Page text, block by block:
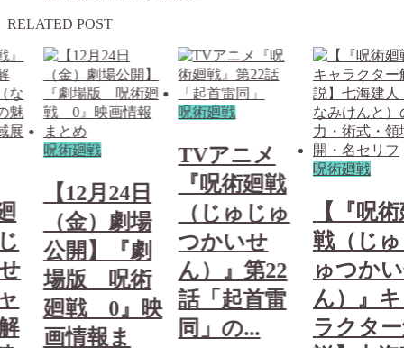
RELATED POST
呪術廻戦
【12月24日
（金）劇場
公開】『劇
場版 呪術
廻戦 0』映
画情報ま
呪術廻戦
TVアニメ
『呪術廻戦
（じゅじゅ
つかいせ
ん）』第22
話「起首雷
同」の...
呪術廻戦
【『呪
戦（じ
ゅつか
ん）』
ラクタ